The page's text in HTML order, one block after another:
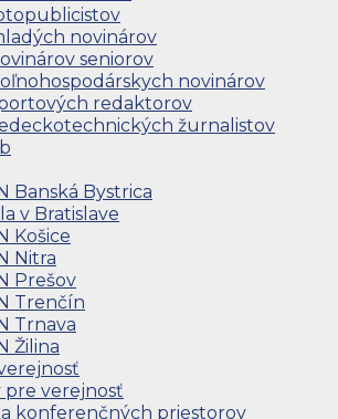
novinárov
seniorov
novinárov
redaktorov
žurnalistov
Banská Bystrica
v Bratislave
Košice
Nitra
Prešov
Trenčín
Trnava
Žilina
pre verejnosť
konferenčných priestorov